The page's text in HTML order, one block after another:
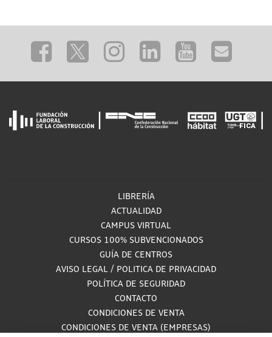
LIBRERÍA
ACTUALIDAD
CAMPUS VIRTUAL
CURSOS 100% SUBVENCIONADOS
GUÍA DE CENTROS
AVISO LEGAL / POLITICA DE PRIVACIDAD
POLÍTICA DE SEGURIDAD
CONTACTO
CONDICIONES DE VENTA
CONDICIONES DE VENTA (EMPRESAS)